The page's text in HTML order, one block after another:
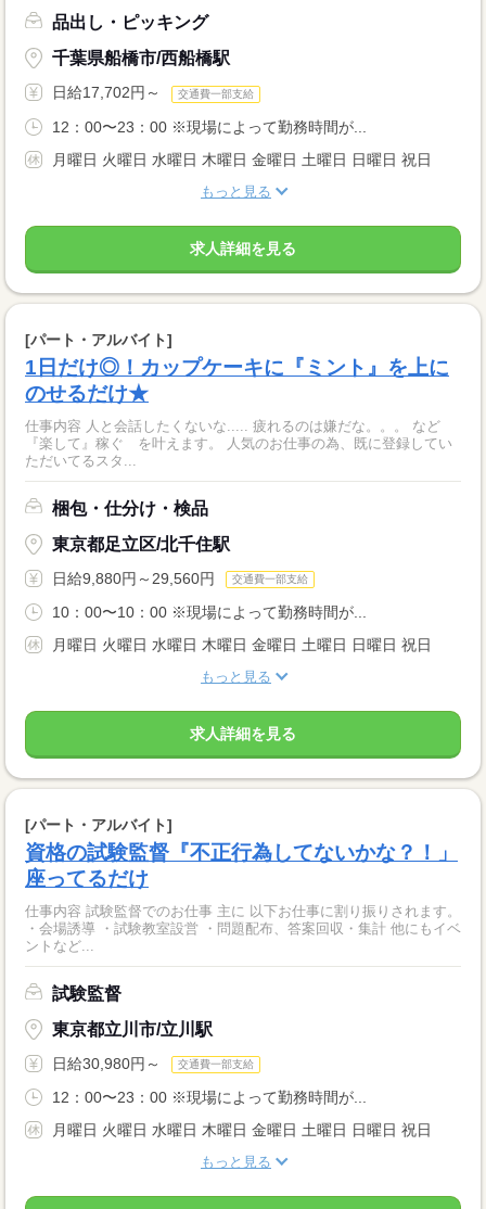
品出し・ピッキング
千葉県船橋市/西船橋駅
日給17,702円～ 交通費一部支給
12：00〜23：00 ※現場によって勤務時間が...
月曜日 火曜日 水曜日 木曜日 金曜日 土曜日 日曜日 祝日
もっと見る
求人詳細を見る
[パート・アルバイト]
1日だけ◎！カップケーキに『ミント』を上に
のせるだけ★
仕事内容 人と会話したくないな..... 疲れるのは嫌だな。。。 など
『楽して』稼ぐ を叶えます。 人気のお仕事の為、既に登録してい
ただいてるスタ...
梱包・仕分け・検品
東京都足立区/北千住駅
日給9,880円～29,560円 交通費一部支給
10：00〜10：00 ※現場によって勤務時間が...
月曜日 火曜日 水曜日 木曜日 金曜日 土曜日 日曜日 祝日
もっと見る
求人詳細を見る
[パート・アルバイト]
資格の試験監督『不正行為してないかな？！」
座ってるだけ
仕事内容 試験監督でのお仕事 主に 以下お仕事に割り振りされます。
・会場誘導 ・試験教室設営 ・問題配布、答案回収・集計 他にもイベ
ントなど...
試験監督
東京都立川市/立川駅
日給30,980円～ 交通費一部支給
12：00〜23：00 ※現場によって勤務時間が...
月曜日 火曜日 水曜日 木曜日 金曜日 土曜日 日曜日 祝日
もっと見る